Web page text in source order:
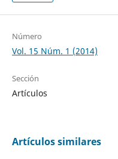
Número
Vol. 15 Núm. 1 (2014)
Sección
Artículos
Artículos similares